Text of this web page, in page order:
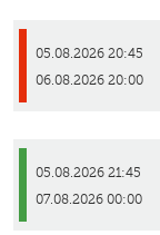
05.08.2026 20:45
06.08.2026 20:00
05.08.2026 21:45
07.08.2026 00:00